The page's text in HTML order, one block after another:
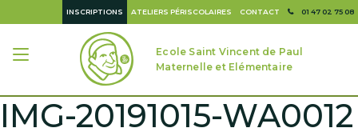
01 47 02 75 08
CONTACT
ATELIERS PÉRISCOLAIRES
INSCRIPTIONS
Ecole Saint Vincent de Paul
Maternelle et Elémentaire
IMG-20191015-WA0012